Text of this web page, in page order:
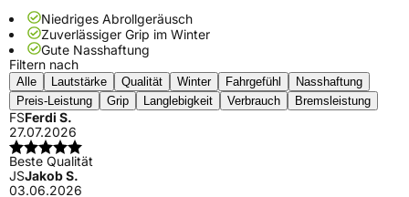
Niedriges Abrollgeräusch
Zuverlässiger Grip im Winter
Gute Nasshaftung
Filtern nach
Alle Lautstärke Qualität Winter Fahrgefühl
Nasshaftung
Preis-Leistung
Grip Langlebigkeit Verbrauch Bremsleistung
FSFerdi S.
27.07.2026
Beste Qualität
JSJakob S.
03.06.2026